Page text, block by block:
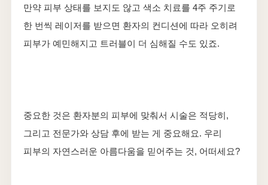
만약 피부 상태를 보지도 않고 색소 치료를 4주 주기로
한 번씩 레이저를 받으면 환자의 컨디션에 따라 오히려
피부가 예민해지고 트러블이 더 심해질 수도 있죠.
중요한 것은 환자분의 피부에 맞춰서 시술은 적당히,
그리고 전문가와 상담 후에 받는 게 중요해요. 우리
피부의 자연스러운 아름다움을 믿어주는 것, 어떠세요?